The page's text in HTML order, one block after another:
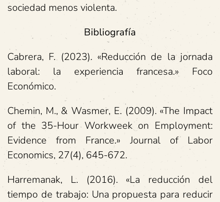
sociedad menos violenta.
Bibliografía
Cabrera, F. (2023). «Reducción de la jornada
laboral: la experiencia francesa.» Foco
Económico.
Chemin, M., & Wasmer, E. (2009). «The Impact
of the 35-Hour Workweek on Employment:
Evidence from France.»Journal of Labor
Economics, 27(4), 645-672.
Harremanak, L. (2016). «La reducción del
tiempo de trabajo: Una propuesta para reducir